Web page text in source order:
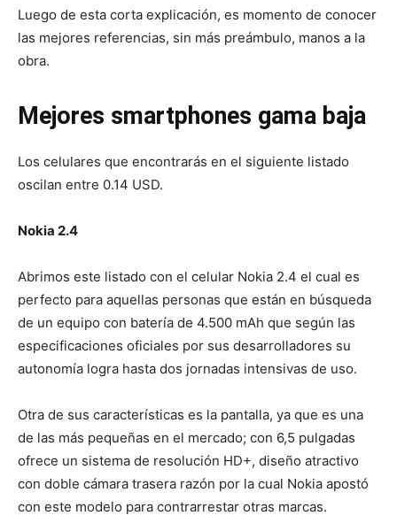
Luego de esta corta explicación, es momento de conocer
las mejores referencias, sin más preámbulo, manos a la
obra.
Mejores smartphones gama baja
Los celulares que encontrarás en el siguiente listado
oscilan entre 0.14 USD.
Nokia 2.4
Abrimos este listado con el celular Nokia 2.4 el cual es
perfecto para aquellas personas que están en búsqueda
de un equipo con batería de 4.500 mAh que según las
especificaciones oficiales por sus desarrolladores su
autonomía logra hasta dos jornadas intensivas de uso.
Otra de sus características es la pantalla, ya que es una
de las más pequeñas en el mercado; con 6,5 pulgadas
ofrece un sistema de resolución HD+, diseño atractivo
con doble cámara trasera razón por la cual Nokia apostó
con este modelo para contrarrestar otras marcas.